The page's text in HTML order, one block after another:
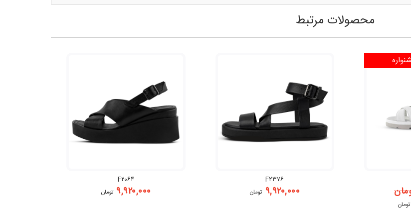
محصولات مرتبط
تومان
F۲۳۷۶
۹,۹۲۰,۰۰۰ تومان
F۲۰۶۴
۹,۹۲۰,۰۰۰ تومان